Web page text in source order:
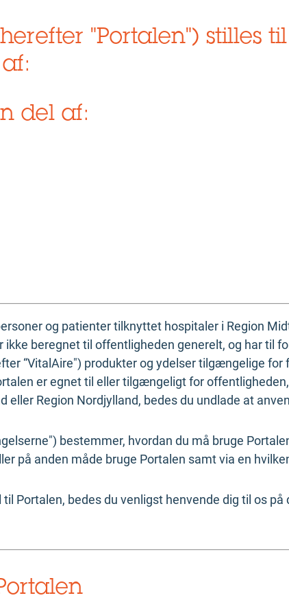
"Portalen") stilles
del af:
og patienter tilknyttet hospitaler i Region
ikke beregnet til offentligheden generelt, og har til
“VitalAire") produkter og ydelser tilgængelige for
er egnet til eller tilgængeligt for
eller Region Nordjylland, bedes du undlade at
bestemmer, hvordan du må bruge
på anden måde bruge Portalen samt via en
Portalen, bedes du venligst henvende dig til os på